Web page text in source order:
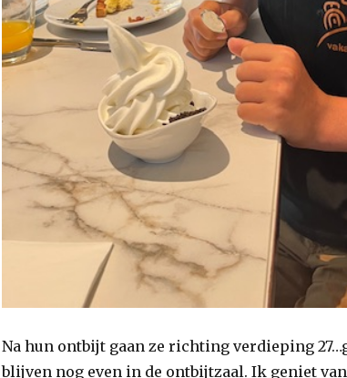
Na hun ontbijt gaan ze richting verdieping
blijven nog even in de ontbijtzaal. Ik geniet